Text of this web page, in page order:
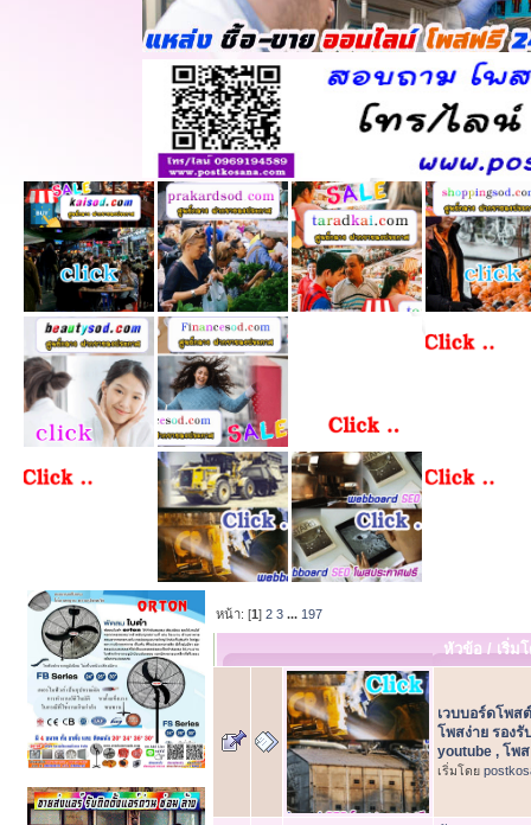
หน้า: [1]2 3 ... 197
หัวข้อ / เริ่ม
เวบบอร์ดโพส
โพสง่าย รองรั
youtube , โพ
เริ่มโดย